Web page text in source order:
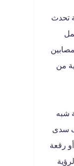
تحدث
من
شبه
سدى
رقعة